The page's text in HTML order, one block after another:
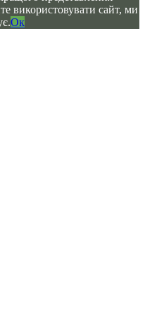
використовувати сайт, ми
Ок